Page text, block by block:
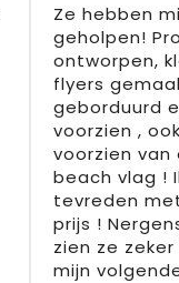
Ze hebben
geholpen!
ontworpen,
flyers
geborduurd
voorzien ,
voorzien
beach vlag !
tevreden
prijs !
zien ze
mijn